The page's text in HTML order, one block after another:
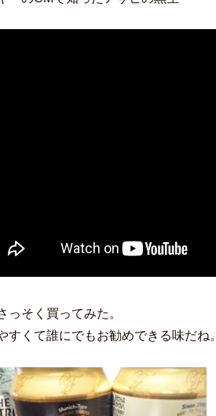
っそく買ってみた。
すくて誰にでもお勧めできる味だね。